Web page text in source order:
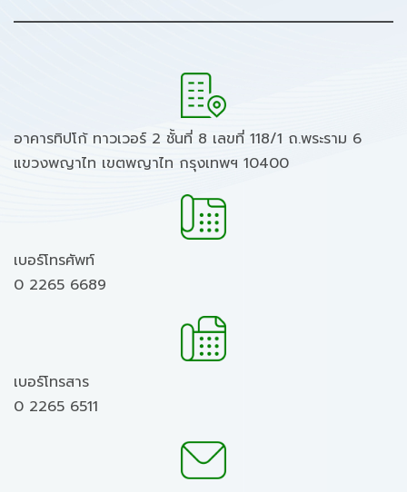
อาคารทิปโก้ ทาวเวอร์ 2 ชั้นที่ 8 เลขที่ 118/1 ถ.พระราม 6
แขวงพญาไท เขตพญาไท กรุงเทพฯ 10400
เบอร์โทรศัพท์
0 2265 6689
เบอร์โทรสาร
0 2265 6511